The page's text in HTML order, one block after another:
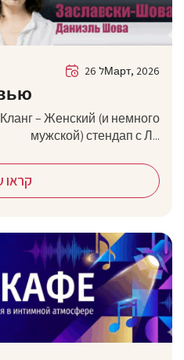
26 לМарт, 2026
– Женский (и немного
мужской) стендап с Л...
קראו